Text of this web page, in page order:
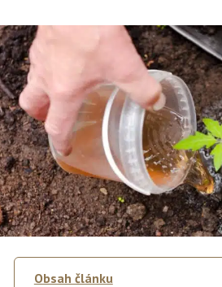
Obsah článku